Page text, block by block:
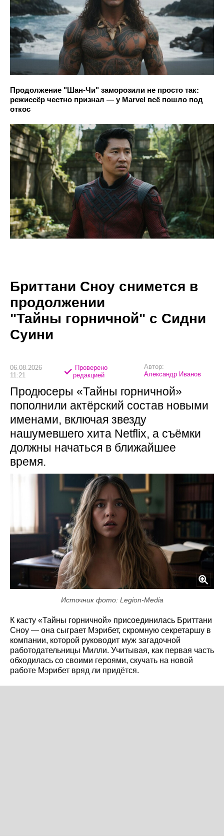
Продолжение "Шан-Чи" заморозили не просто так:
режиссёр честно признал — у Marvel всё пошло под
откос
Бриттани Сноу снимется в
продолжении
"Тайны горничной" с Сидни
Суини
06.08.2026
11:21
Проверено
редакцией
Автор:
Александр Иванов
Продюсеры «Тайны горничной»
пополнили актёрский состав новыми
именами, включая звезду
нашумевшего хита Netflix, а съёмки
должны начаться в ближайшее
время.
Источник фото: Legion-Media
К касту «Тайны горничной» присоединилась Бриттани
Сноу — она сыграет Мэрибет, скромную секретаршу в
компании, которой руководит муж загадочной
работодательницы Милли. Учитывая, как первая часть
обходилась со своими героями, скучать на новой
работе Мэрибет вряд ли придётся.